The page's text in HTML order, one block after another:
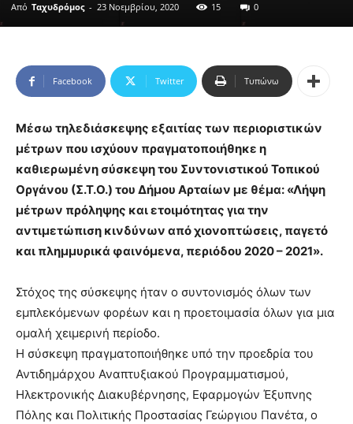
Από Ταχυδρόμος - 23 Νοεμβρίου, 2020 15 0
Facebook Twitter Τυπώνω
Μέσω τηλεδιάσκεψης εξαιτίας των περιοριστικών
μέτρων που ισχύουν πραγματοποιήθηκε η
καθιερωμένη σύσκεψη του Συντονιστικού Τοπικού
Οργάνου (Σ.Τ.Ο.) του Δήμου Αρταίων με θέμα: «Λήψη
μέτρων πρόληψης και ετοιμότητας για την
αντιμετώπιση κινδύνων από χιονοπτώσεις, παγετό
και πλημμυρικά φαινόμενα, περιόδου 2020 – 2021».
Στόχος της σύσκεψης ήταν ο συντονισμός όλων των
εμπλεκόμενων φορέων και η προετοιμασία όλων για μια
ομαλή χειμερινή περίοδο.
Η σύσκεψη πραγματοποιήθηκε υπό την προεδρία του
Αντιδημάρχου Αναπτυξιακού Προγραμματισμού,
Ηλεκτρονικής Διακυβέρνησης, Εφαρμογών Έξυπνης
Πόλης και Πολιτικής Προστασίας Γεώργιου Πανέτα, ο